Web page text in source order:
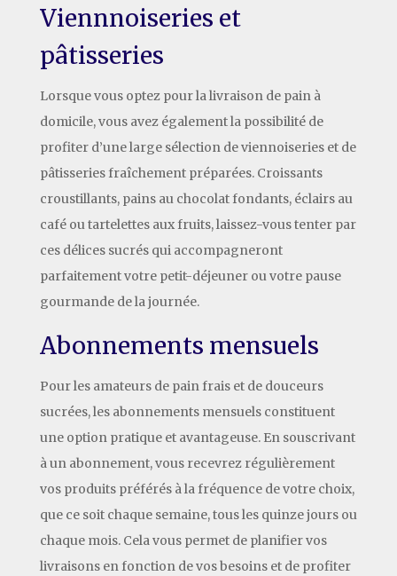
Viennnoiseries et
pâtisseries
Lorsque vous optez pour la livraison de pain à
domicile, vous avez également la possibilité de
profiter d’une large sélection de viennoiseries et de
pâtisseries fraîchement préparées. Croissants
croustillants, pains au chocolat fondants, éclairs au
café ou tartelettes aux fruits, laissez-vous tenter par
ces délices sucrés qui accompagneront
parfaitement votre petit-déjeuner ou votre pause
gourmande de la journée.
Abonnements mensuels
Pour les amateurs de pain frais et de douceurs
sucrées, les abonnements mensuels constituent
une option pratique et avantageuse. En souscrivant
à un abonnement, vous recevrez régulièrement
vos produits préférés à la fréquence de votre choix,
que ce soit chaque semaine, tous les quinze jours ou
chaque mois. Cela vous permet de planifier vos
livraisons en fonction de vos besoins et de profiter